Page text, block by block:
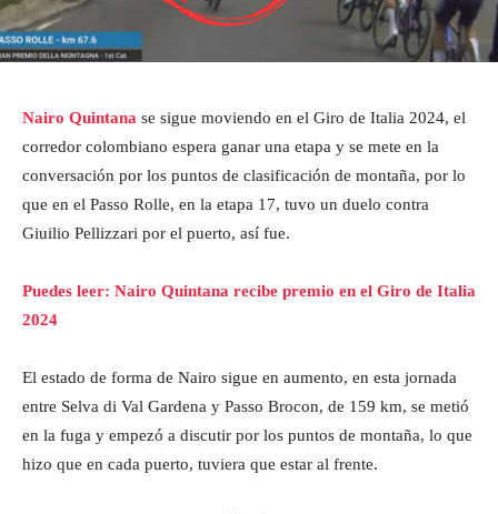
Nairo Quintana se sigue moviendo en el Giro de Italia 2024, el
corredor colombiano espera ganar una etapa y se mete en la
conversación por los puntos de clasificación de montaña, por lo
que en el Passo Rolle, en la etapa 17, tuvo un duelo contra
Giuilio Pellizzari por el puerto, así fue.
Puedes leer: Nairo Quintana recibe premio en el Giro de Italia
2024
El estado de forma de Nairo sigue en aumento, en esta jornada
entre Selva di Val Gardena y Passo Brocon, de 159 km, se metió
en la fuga y empezó a discutir por los puntos de montaña, lo que
hizo que en cada puerto, tuviera que estar al frente.